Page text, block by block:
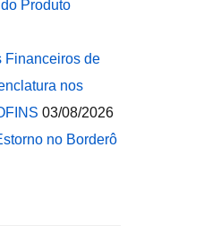
Produto
Financeiros de
nos
03/08/2026
no Borderô